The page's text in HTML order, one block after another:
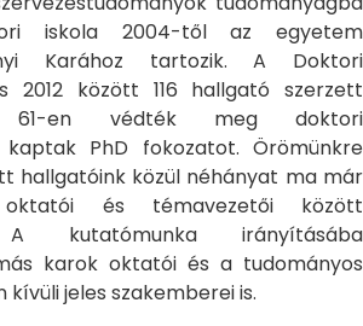
iskola 2004-től az egyetem
Karához tartozik. A Doktori
2012 között 116 hallgató szerzett
61-en védték meg doktori
PhD fokozatot. Örömünkre
hallgatóink közül néhányat ma már
és témavezetői között
A kutatómunka irányításába
karok oktatói és a tudományos
jeles szakemberei is.